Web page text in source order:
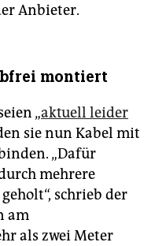
Anbieter.
montiert
„aktuell leider
sie nun Kabel mit
„Dafür
mehrere
schrieb der
am
als zwei Meter